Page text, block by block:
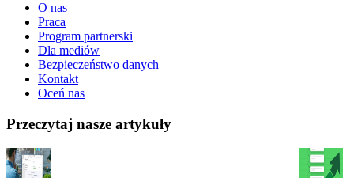
O nas
Praca
Program partnerski
Dla mediów
Bezpieczeństwo danych
Kontakt
Oceń nas
Przeczytaj nasze artykuły